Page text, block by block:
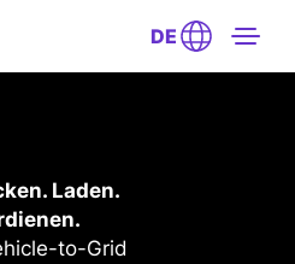
DE
Laden.
to-Grid